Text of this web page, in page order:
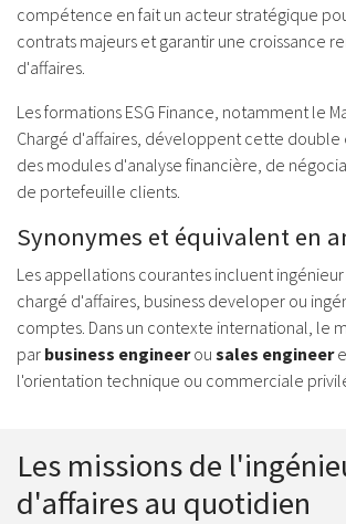
compétence en fait un acteur stratégique
contrats majeurs et garantir une croissance
d'affaires.
Les formations ESG Finance, notamment le
Chargé d'affaires, développent cette double
des modules d'analyse financière, de
de portefeuille clients.
Synonymes et équivalent en
Les appellations courantes incluent
chargé d'affaires, business developer ou
comptes. Dans un contexte international, le
par business engineerou sales engineer
l'orientation technique ou commerciale
Les missions de
d'affaires au quotidien